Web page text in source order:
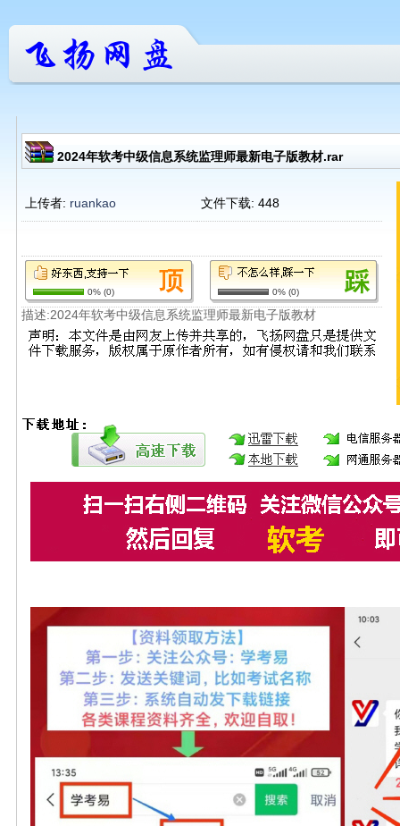
2024年软考中级信息系统监理师最新电子版教材.rar
上传者: ruankao 文件下载: 448
0% (0) 0% (0)
描述:2024年软考中级信息系统监理师最新电子版教材